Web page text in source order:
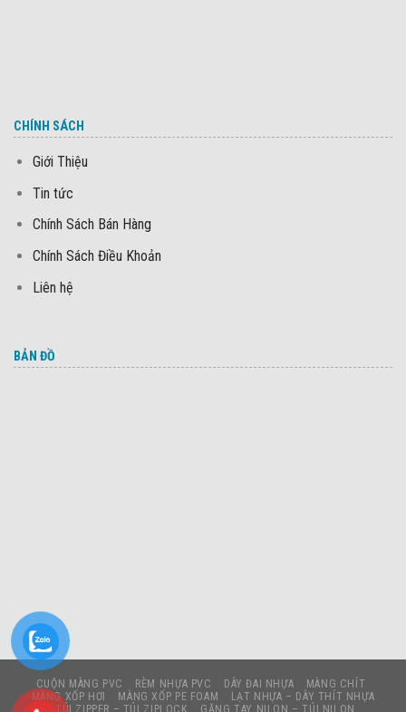
CHÍNH SÁCH
Giới Thiệu
Tin tức
Chính Sách Bán Hàng
Chính Sách Điều Khoản
Liên hệ
BẢN ĐỒ
CUỘN MÀNG PVC RÈM NHỰA PVC DÂY ĐAI NHỰA
MÀNG CHÍT
MÀNG XỐP HƠI
MÀNG XỐP PE FOAM
LẠT NHỰA – DÂY THÍT NHỰA
TÚI ZIPPER – TÚI ZIPLOCK
GĂNG TAY NILON – TÚI NILON